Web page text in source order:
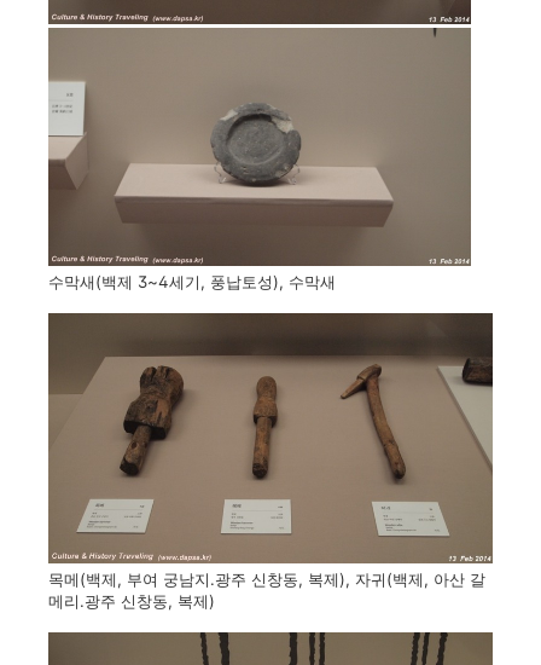
수막새(백제 3~4세기, 풍납토성), 수막새
목메(백제, 부여 궁남지.광주 신창동, 복제), 자귀(백제, 아산 갈
메리.광주 신창동, 복제)